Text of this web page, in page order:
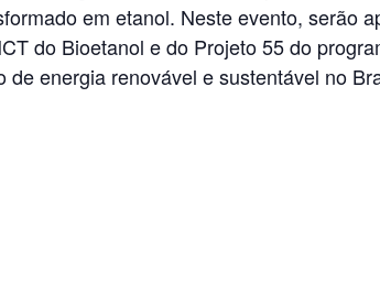
em etanol. Neste evento, serão
do Bioetanol e do Projeto 55 do
energia renovável e sustentável no